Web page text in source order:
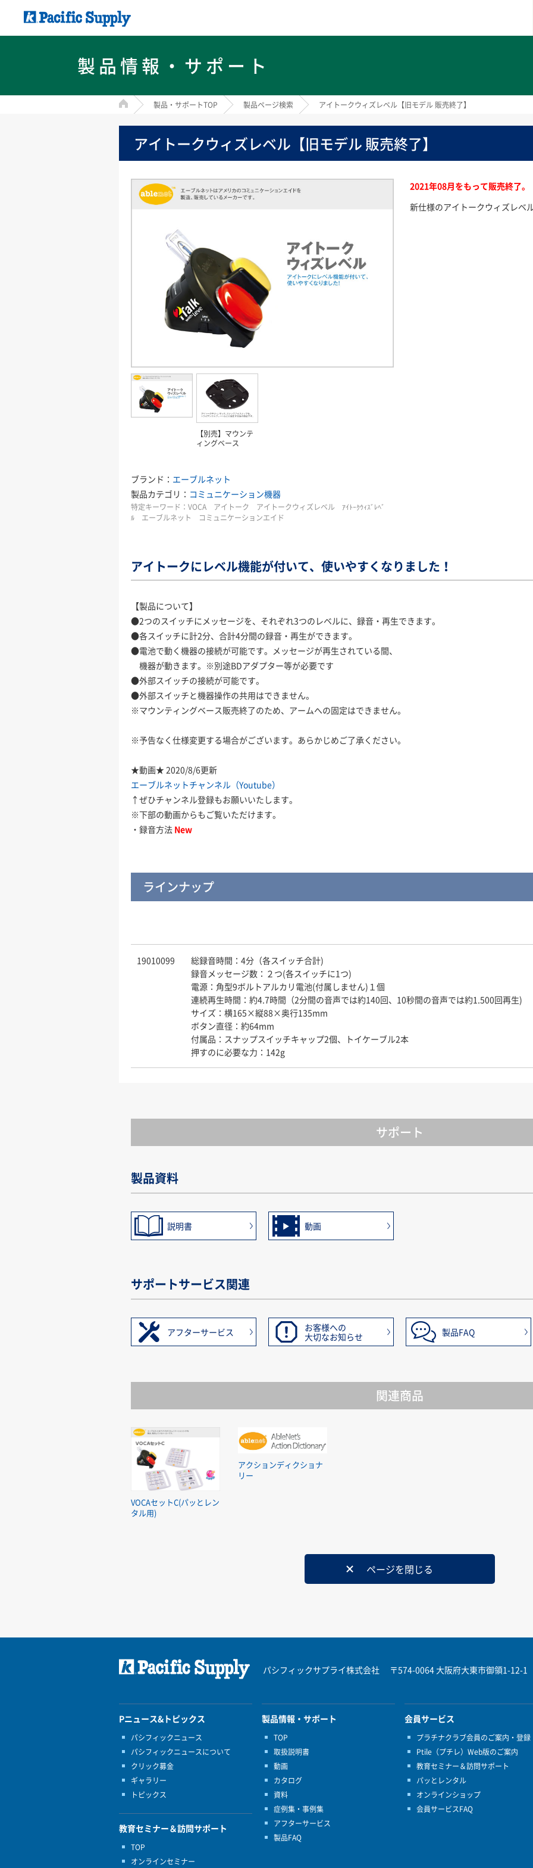
製品情報・サポート
HOME 製品・サポートTOP 製品ページ検索 アイトークウィズレベル【旧モデル 販売終了】
アイトークウィズレベル【旧モデル 販売終了】
【別売】マウンテ
ィングベース
ブランド： エーブルネット
製品カテゴリ： コミュニケーション機器
特定キーワード： VOCA アイトーク アイトークウィズレベル ｱｲﾄｰｸｳｨｽﾞﾚﾍﾞ
ﾙ エーブルネット コミュニケーションエイド
2021年08月をもって販売終了。
新仕様のアイトークウィズレベ
アイトークにレベル機能が付いて、使いやすくなりました！
【製品について】
●2つのスイッチにメッセージを、それぞれ3つのレベルに、録音・再生できます。
●各スイッチに計2分、合計4分間の録音・再生ができます。
●電池で動く機器の接続が可能です。メッセージが再生されている間、
機器が動きます。※別途BDアダプター等が必要です
●外部スイッチの接続が可能です。
●外部スイッチと機器操作の共用はできません。
※マウンティングベース販売終了のため、アームへの固定はできません。
※予告なく仕様変更する場合がございます。あらかじめご了承ください。
★動画★ 2020/8/6更新
エーブルネットチャンネル（Youtube）
↑ぜひチャンネル登録もお願いいたします。
※下部の動画からもご覧いただけます。
・録音方法 New
ラインナップ
19010099
総録音時間：4分（各スイッチ合計)
録音メッセージ数：２つ(各スイッチに1つ)
電源：角型9ボルトアルカリ電池(付属しません)１個
連続再生時間：約4.7時間（2分間の音声では約140回、10秒間の音声では約1.500回再生)
サイズ：横165×縦88×奥行135mm
ボタン直径：約64mm
付属品：スナップスイッチキャップ2個、トイケーブル2本
押すのに必要な力：142g
サポート
製品資料
説明書 動画
サポートサービス関連
アフターサービス
お客様への
大切なお知らせ
製品FAQ
関連商品
VOCAセットC(パッとレン
タル用)
アクションディクショナ
リー
ページを閉じる
パシフィックサプライ株式会社 〒574-0064 大阪府大東市御領1-12-1
Pニュース&トピックス
パシフィックニュース
パシフィックニュースについて
クリック募金
ギャラリー
トピックス
教育セミナー＆訪問サポート
TOP
オンラインセミナー
製品情報・サポート
TOP
取扱説明書
動画
カタログ
資料
症例集・事例集
アフターサービス
製品FAQ
会員サービス
プラチナクラブ会員のご案内・登録
Ptile（プチレ）Web版のご案内
教育セミナー＆訪問サポート
パッとレンタル
オンラインショップ
会員サービスFAQ